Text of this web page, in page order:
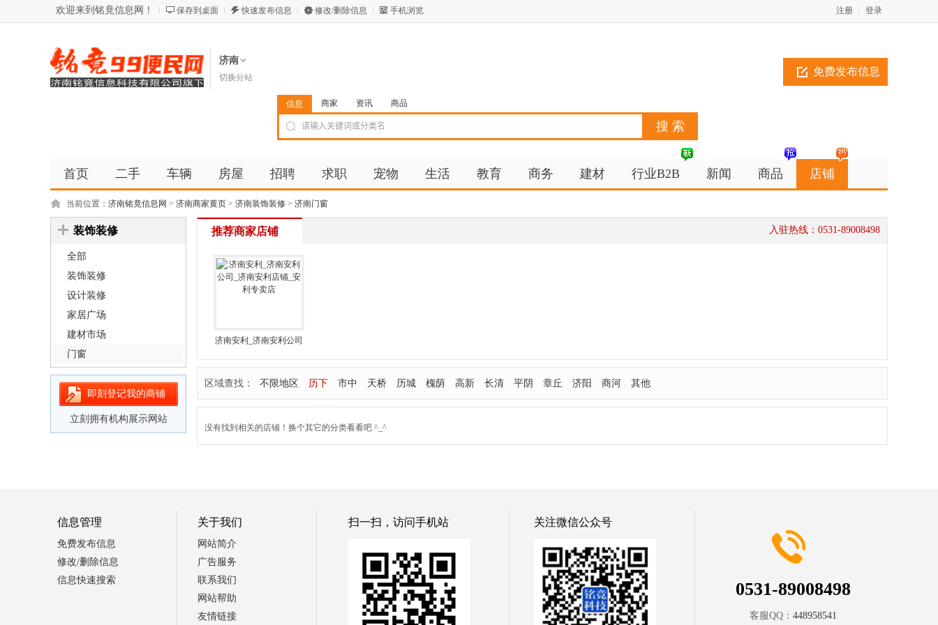
欢迎来到铭竟信息网！ 保存到桌面 快速发布信息 修改/删除信息 手机浏览 登录
注册
济南
切换分站 免费发布信息
信息 商家 资讯 商品
首页 二手 车辆 房屋 招聘 求职 宠物 生活 教育 商务 建材 行业B2B 新闻 商品 店铺
当前位置： 济南铭竟信息网 > 济南商家黄页 > 济南装饰装修 > 济南门窗
装饰装修
全部
装饰装修
设计装修
家居广场
建材市场
门窗
即刻登记我的商铺
立刻拥有机构展示网站
推荐商家店铺 入驻热线：0531-89008498
济南安利_济南安利公司
卖店
区域查找： 不限地区 历下 市中 天桥 历城 槐荫 高新 长清 平阴 章丘 济阳 商河 其他
没有找到相关的店铺！换个其它的分类看看吧 ^_^
信息管理
免费发布信息
修改/删除信息
信息快速搜索
关于我们
网站简介
广告服务
联系我们
网站帮助
友情链接
扫一扫，访问手机站 关注微信公众号
0531-89008498
客服QQ： 448958541